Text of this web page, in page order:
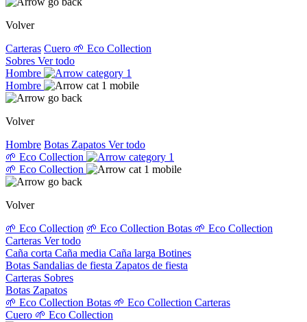
Volver
Carteras Cuero 🌱 Eco Collection
Sobres Ver todo
Hombre
Hombre
Volver
Hombre Botas Zapatos Ver todo
🌱 Eco Collection
🌱 Eco Collection
Volver
🌱 Eco Collection 🌱 Eco Collection Botas 🌱 Eco Collection
Carteras Ver todo
Caña corta Caña media Caña larga Botines
Botas Sandalias de fiesta Zapatos de fiesta
Carteras Sobres
Botas Zapatos
🌱 Eco Collection Botas 🌱 Eco Collection Carteras
Cuero 🌱 Eco Collection